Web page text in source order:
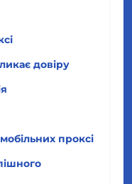
довіру
проксі